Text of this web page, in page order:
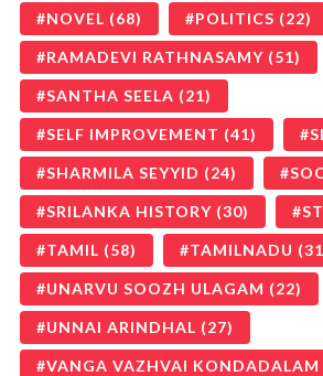
NOVEL (68) POLITICS (22)
RAMADEVI RATHNASAMY (51)
SANTHA SEELA (21)
SELF IMPROVEMENT (41)
SHARMILA SEYYID (24)
SRILANKA HISTORY (30)
TAMIL (58) TAMILNADU
UNARVU SOOZH ULAGAM (22)
UNNAI ARINDHAL (27)
VANGA VAZHVAI KONDADALAM